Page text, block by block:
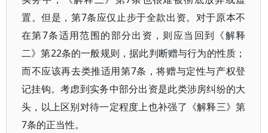
置。但是，第7条应仅止步于全款出资。对于原本不
在第7条适用范围的部分出资，则应当回到《解释
二》第22条的一般规则，据此判断赠与行为的性质；
而不应该再去类推适用第7条，将赠与定性与产权登
记挂钩。考虑到实务中部分出资是此类涉房纠纷的大
头，以上区别对待一定程度上也补强了《解释三》第
7条的正当性。